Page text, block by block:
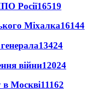
Росії16519
Міхалка16144
13424
війни12024
в Москві11162